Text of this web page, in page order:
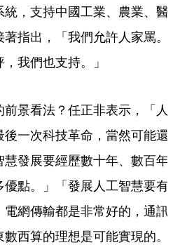
，支持中國工業、農業、醫
指出，「我們允許人家罵。
我們也支持。」
景看法？任正非表示，「人
一次科技革命，當然可能還
發展要經歷數十年、數百年
點。」「發展人工智慧要有
網傳輸都是非常好的，通訊
西算的理想是可能實現的。